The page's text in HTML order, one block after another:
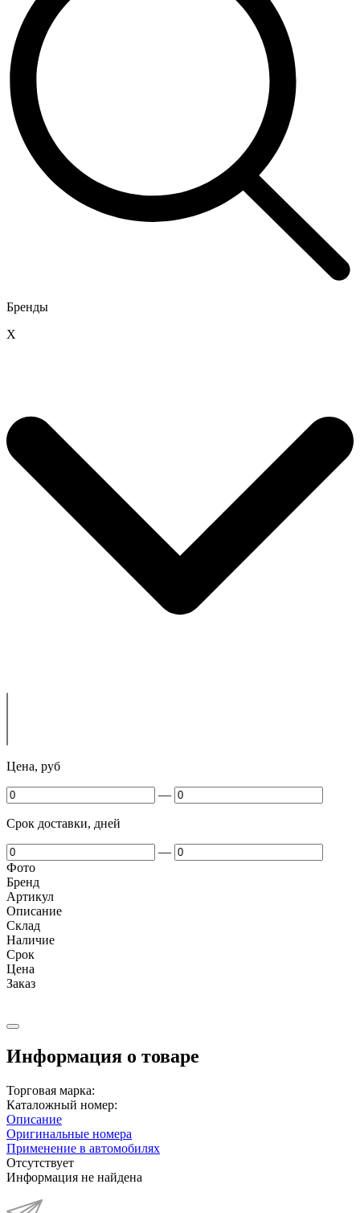
Бренды
X
Цена, руб
—
Срок доставки, дней
—
Фото
Бренд
Артикул
Описание
Cклад
Наличие
Срок
Цена
Заказ
Информация о товаре
Торговая марка:
Каталожный номер:
Описание
Оригинальные номера
Применение в автомобилях
Отсутствует
Информация не найдена